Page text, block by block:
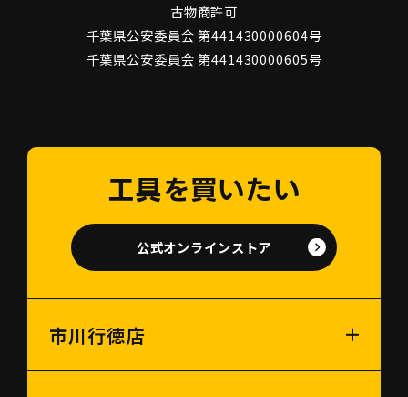
古物商許可
千葉県公安委員会 第441430000604号
千葉県公安委員会 第441430000605号
工具を買いたい
公式オンラインストア
市川行徳店